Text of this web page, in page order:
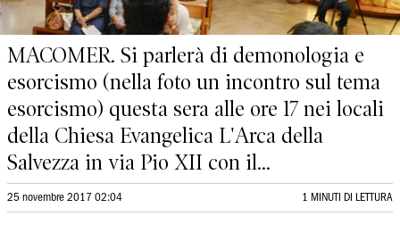
MACOMER. Si parlerà di demonologia e
esorcismo (nella foto un incontro sul tema
esorcismo) questa sera alle ore 17 nei locali
della Chiesa Evangelica L'Arca della
Salvezza in via Pio XII con il...
25 novembre 2017 02:04 1 MINUTI DI LETTURA